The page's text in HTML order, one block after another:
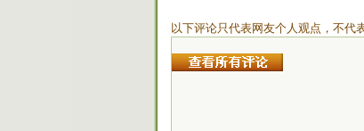
以下评论只代表网友个人观点，不代